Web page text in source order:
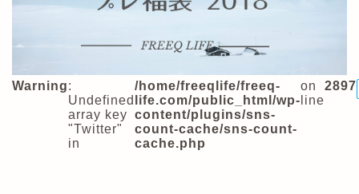
Warning:
Undefined
array key
"Twitter"
in
/home/freeqlife/freeq-
life.com/public_html/wp-
content/plugins/sns-
count-cache/sns-count-
cache.php
on
line
2897